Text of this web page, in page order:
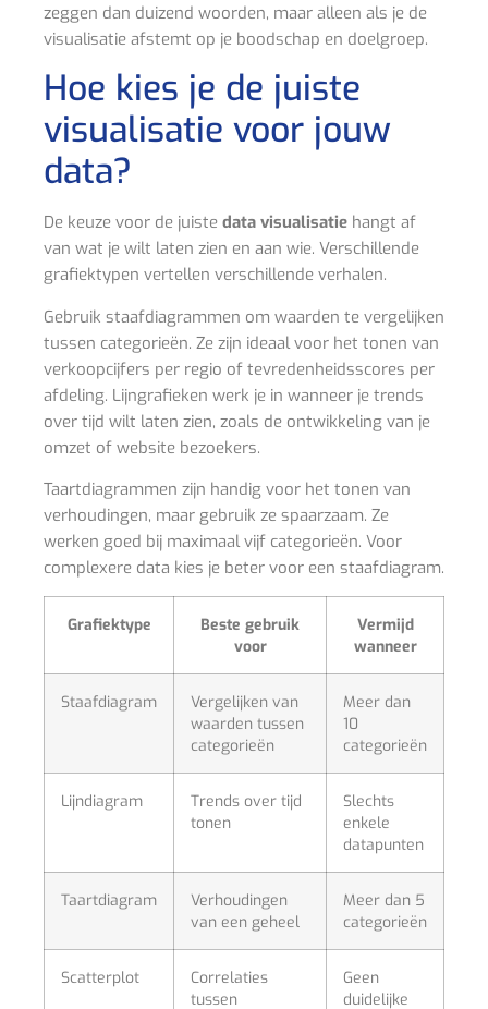
zeggen dan duizend woorden, maar alleen als je de
visualisatie afstemt op je boodschap en doelgroep.
Hoe kies je de juiste
visualisatie voor jouw
data?
De keuze voor de juiste data visualisatie hangt af
van wat je wilt laten zien en aan wie. Verschillende
grafiektypen vertellen verschillende verhalen.
Gebruik staafdiagrammen om waarden te vergelijken
tussen categorieën. Ze zijn ideaal voor het tonen van
verkoopcijfers per regio of tevredenheidsscores per
afdeling. Lijngrafieken werk je in wanneer je trends
over tijd wilt laten zien, zoals de ontwikkeling van je
omzet of website bezoekers.
Taartdiagrammen zijn handig voor het tonen van
verhoudingen, maar gebruik ze spaarzaam. Ze
werken goed bij maximaal vijf categorieën. Voor
complexere data kies je beter voor een staafdiagram.
Grafiektype
Beste gebruik
voor
Vermijd
wanneer
Staafdiagram
Vergelijken van
waarden tussen
categorieën
Meer dan
10
categorieën
Lijndiagram
Trends over tijd
tonen
Slechts
enkele
datapunten
Taartdiagram
Verhoudingen
van een geheel
Meer dan 5
categorieën
Scatterplot
Correlaties
tussen
Geen
duidelijke